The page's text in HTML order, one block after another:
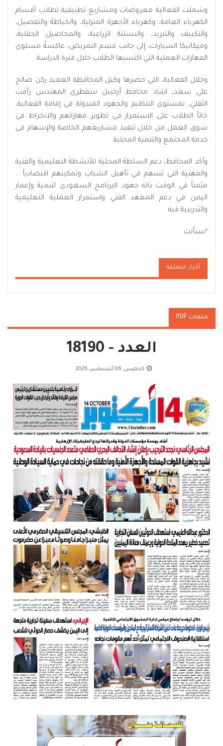
وشملت الفعالية معروضات ومشاريع تطبيقية لطلاب أقسام
الكهرباء العامة، وكهرباء الأجهزة المنزلية، والخياطة والتفصيل،
والتكييف والتبريد، والبستنة الزراعية، والمحاصيل الحقلية،
وميكانيكا السيارات، إلى جانب قسم التمريض، عاكسةً مستوى
المهارات العملية التي اكتسبها الطلاب خلال فترة الدراسة.
وخلال الفعالية، التي حضرها وكيل المحافظة العميد ركن صالح
علي سعد، اشاد محافظ أرخبيل سقطرى المهندس رأفت
الثقلي، بمستوى التنظيم والجهود المبذولة في إقامة الفعالية،
حاثاً الطلاب على الاستمرار في تطوير مهاراتهم والانخراط في
سوق العمل من خلال تنفيذ مشاريعهم الخاصة والإسهام في
خدمة المجتمع والتنمية المحلية.
وأكد المحافظ، دعم السلطة المحلية للأنشطة التعليمية والفنية
والمهنية التي تسهم في تأهيل الشباب وتمكينهم اقتصادياً ..
مثمناً في الوقت ذاته جهود البرنامج السعودي لتنمية وإعمار
اليمن في دعم المعهد الفني واستمرار العملية التعليمية
والتدريبية فيه.
*سبأنت
أخبار متعلقة
ملفات PDF
العدد - 18190
الخميس, 06 أغسطس 2026